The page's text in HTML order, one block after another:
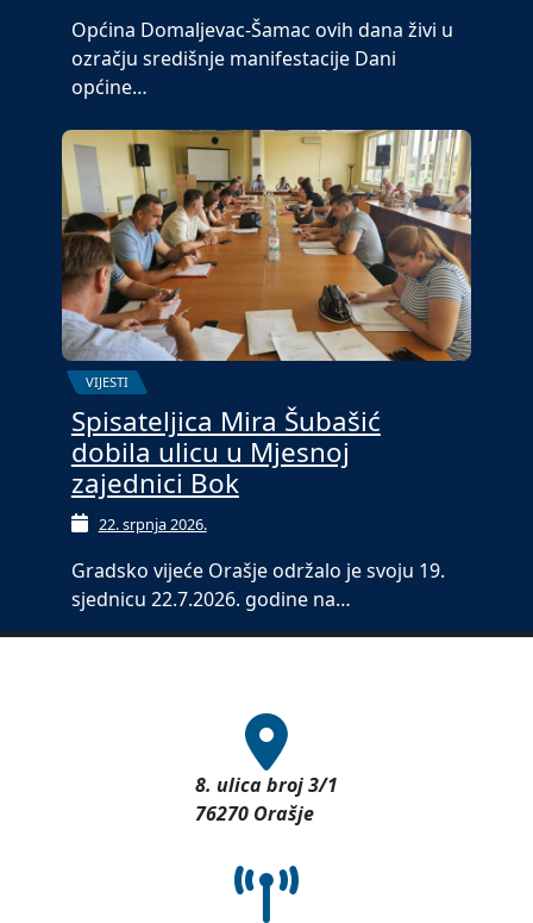
Općina Domaljevac-Šamac ovih dana živi u
ozračju središnje manifestacije Dani
općine…
VIJESTI
Spisateljica Mira Šubašić
dobila ulicu u Mjesnoj
zajednici Bok
22. srpnja 2026.
Gradsko vijeće Orašje održalo je svoju 19.
sjednicu 22.7.2026. godine na…
8. ulica broj 3/1
76270 Orašje